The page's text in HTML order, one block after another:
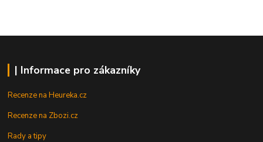
| Informace pro zákazníky
Recenze na Heureka.cz
Recenze na Zbozi.cz
Rady a tipy